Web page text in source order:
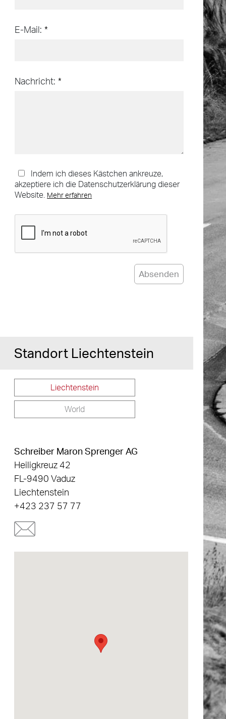
E-Mail:
Nachricht:
Indem ich dieses Kästchen ankreuze,
akzeptiere ich die Datenschutzerklärung dieser
Website. Mehr erfahren
Absenden
Standort Liechtenstein
Liechtenstein
World
Schreiber Maron Sprenger AG
Heiligkreuz 42
FL-9490 Vaduz
Liechtenstein
+423 237 57 77